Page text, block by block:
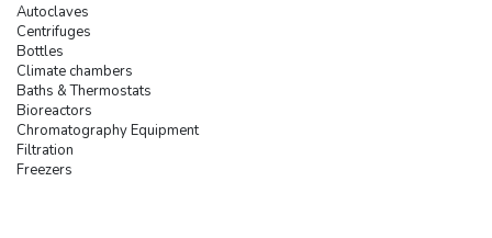
Autoclaves
Centrifuges
Bottles
Climate chambers
Baths & Thermostats
Bioreactors
Chromatography Equipment
Filtration
Freezers